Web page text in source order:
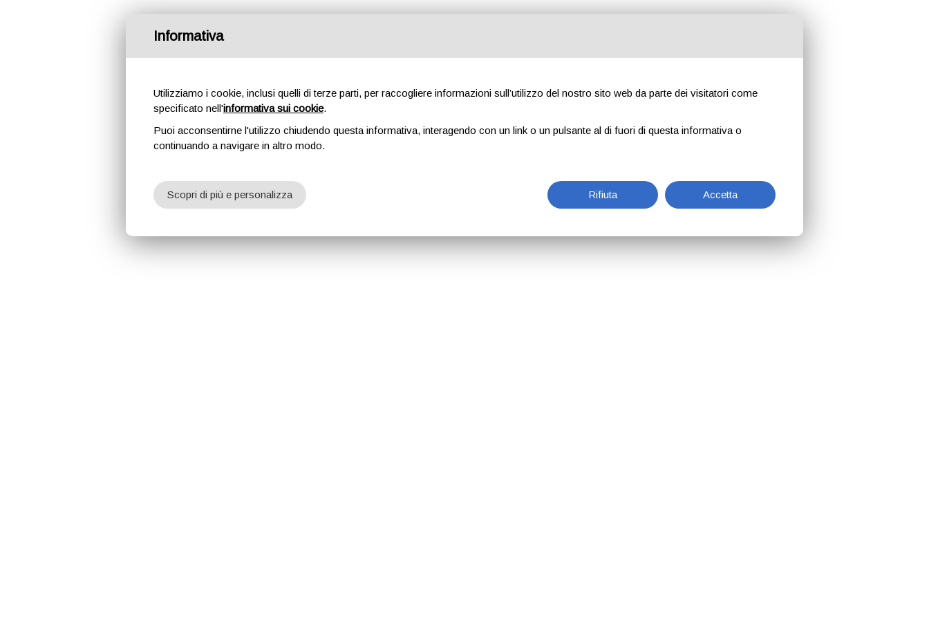
Informativa
Utilizziamo i cookie, inclusi quelli di terze parti, per raccogliere informazioni sull’utilizzo del nostro sito web da parte dei visitatori come
specificato nell'informativa sui cookie.
Puoi acconsentirne l'utilizzo chiudendo questa informativa, interagendo con un link o un pulsante al di fuori di questa informativa o
continuando a navigare in altro modo.
Rifiuta Accetta
Scopri di più e personalizza